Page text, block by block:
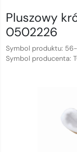
Pluszowy
0502226
Symbol produktu:
Symbol producenta: